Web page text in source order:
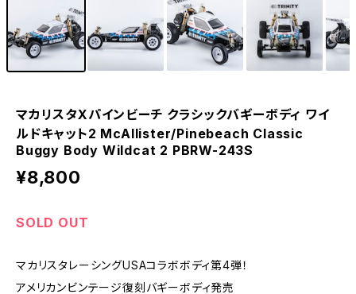
マカリスタXパインビーチ クラシックバギーボディ ワイ
ルドキャット2 McAllister/Pinebeach Classic
Buggy Body Wildcat 2 PBRW-243S
¥8,800
SOLD OUT
マカリスタレーシングUSAコラボボディ第4弾！
アメリカンビンテージ復刻バギーボディ発売